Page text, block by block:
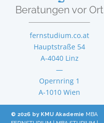
Beratungen vor Ort
fernstudium.co.at
Hauptstraße 54
A-4040 Linz
—
Opernring 1
A-1010 Wien
© 2026 by KMU Akademie MBA